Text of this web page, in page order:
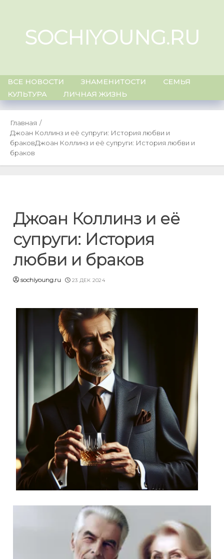
contentSOCHIYOUNG.RU
ВСЕ НОВОСТИ ЗНАМЕНИТОСТИ
СЕМЬЯ
КУЛЬТУРА
ЛИЧНАЯ ЖИЗНЬ
Главная
Джоан Коллинз и её супруги: История любви и
браковДжоан Коллинз и её супруги: История любви и
браков
Джоан Коллинз и её
супруги: История
любви и браков
sochiyoung.ru 23 ДЕК 2024